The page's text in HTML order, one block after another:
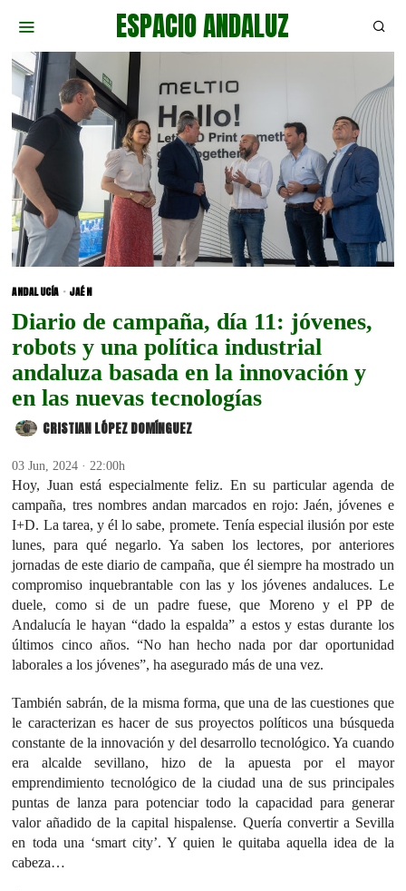
ESPACIO ANDALUZ
ANDALUCÍA · JAÉN
Diario de campaña, día 11: jóvenes,
robots y una política industrial
andaluza basada en la innovación y
en las nuevas tecnologías
CRISTIAN LÓPEZ DOMÍNGUEZ
03 Jun, 2024 · 22:00h
Hoy, Juan está especialmente feliz. En su particular agenda de
campaña, tres nombres andan marcados en rojo: Jaén, jóvenes e
I+D. La tarea, y él lo sabe, promete. Tenía especial ilusión por este
lunes, para qué negarlo. Ya saben los lectores, por anteriores
jornadas de este diario de campaña, que él siempre ha mostrado un
compromiso inquebrantable con las y los jóvenes andaluces. Le
duele, como si de un padre fuese, que Moreno y el PP de
Andalucía le hayan “dado la espalda” a estos y estas durante los
últimos cinco años. “No han hecho nada por dar oportunidad
laborales a los jóvenes”, ha asegurado más de una vez.
También sabrán, de la misma forma, que una de las cuestiones que
le caracterizan es hacer de sus proyectos políticos una búsqueda
constante de la innovación y del desarrollo tecnológico. Ya cuando
era alcalde sevillano, hizo de la apuesta por el mayor
emprendimiento tecnológico de la ciudad una de sus principales
puntas de lanza para potenciar todo la capacidad para generar
valor añadido de la capital hispalense. Quería convertir a Sevilla
en toda una ‘smart city’. Y quien le quitaba aquella idea de la
cabeza…